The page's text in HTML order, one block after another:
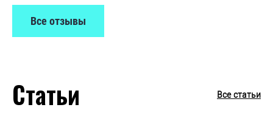
Все отзывы
Статьи Все статьи